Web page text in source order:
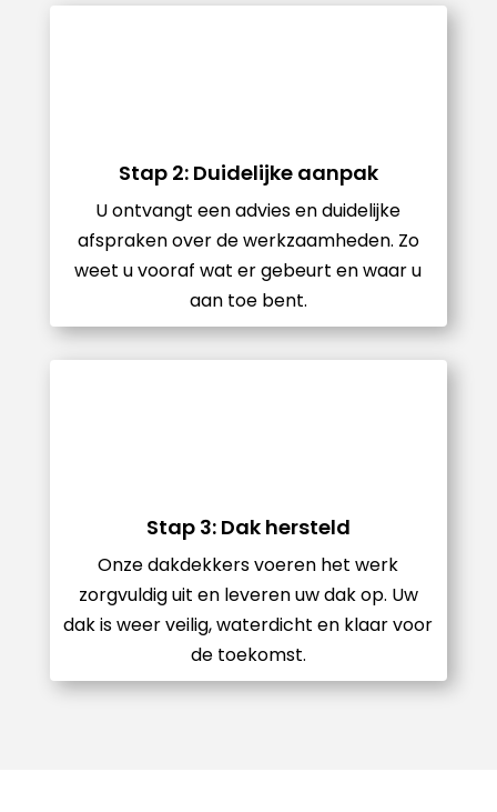
Stap 2: Duidelijke aanpak
U ontvangt een advies en duidelijke
afspraken over de werkzaamheden. Zo
weet u vooraf wat er gebeurt en waar u
aan toe bent.
Stap 3: Dak hersteld
Onze dakdekkers voeren het werk
zorgvuldig uit en leveren uw dak op. Uw
dak is weer veilig, waterdicht en klaar voor
de toekomst.